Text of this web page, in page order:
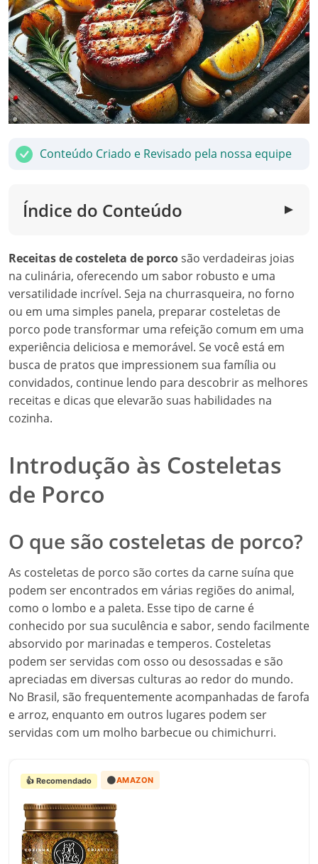
Conteúdo Criado e Revisado pela nossa equipe
Índice do Conteúdo ▼
Receitas de costeleta de porcosão verdadeiras joias
na culinária, oferecendo um sabor robusto e uma
versatilidade incrível. Seja na churrasqueira, no forno
ou em uma simples panela, preparar costeletas de
porco pode transformar uma refeição comum em uma
experiência deliciosa e memorável. Se você está em
busca de pratos que impressionem sua família ou
convidados, continue lendo para descobrir as melhores
receitas e dicas que elevarão suas habilidades na
cozinha.
Introdução às Costeletas
de Porco
O que são costeletas de porco?
As costeletas de porco são cortes da carne suína que
podem ser encontrados em várias regiões do animal,
como o lombo e a paleta. Esse tipo de carne é
conhecido por sua suculência e sabor, sendo facilmente
absorvido por marinadas e temperos. Costeletas
podem ser servidas com osso ou desossadas e são
apreciadas em diversas culturas ao redor do mundo.
No Brasil, são frequentemente acompanhadas de farofa
e arroz, enquanto em outros lugares podem ser
servidas com um molho barbecue ou chimichurri.
👍 Recomendado 🟠AMAZON